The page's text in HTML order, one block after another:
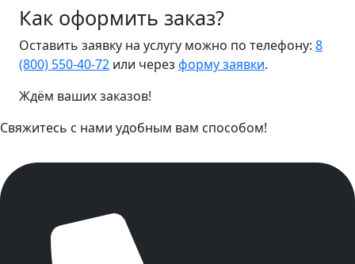
Как оформить заказ?
Оставить заявку на услугу можно по телефону: 8
(800) 550-40-72 или через форму заявки.
Ждём ваших заказов!
Свяжитесь с нами удобным вам способом!